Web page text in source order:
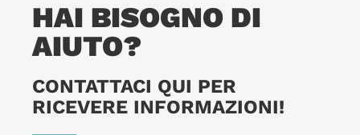
HAI BISOGNO DI
AIUTO?
CONTATTACI QUI PER
RICEVERE INFORMAZIONI!